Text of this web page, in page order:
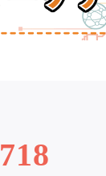
718